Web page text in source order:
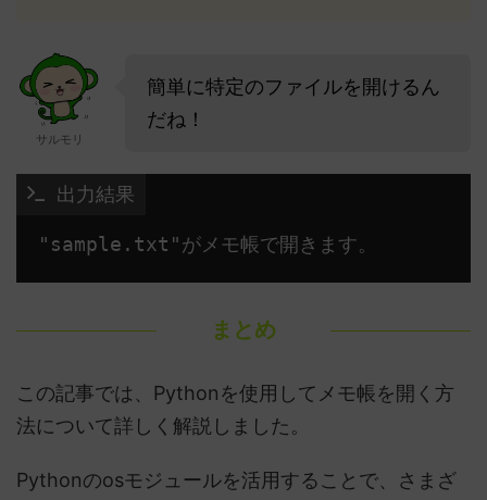
サルモリ
簡単に特定のファイルを開けるん
だね！
出力結果
まとめ
この記事では、Pythonを使用してメモ帳を開く方
法について詳しく解説しました。
Pythonのosモジュールを活用することで、さまざ